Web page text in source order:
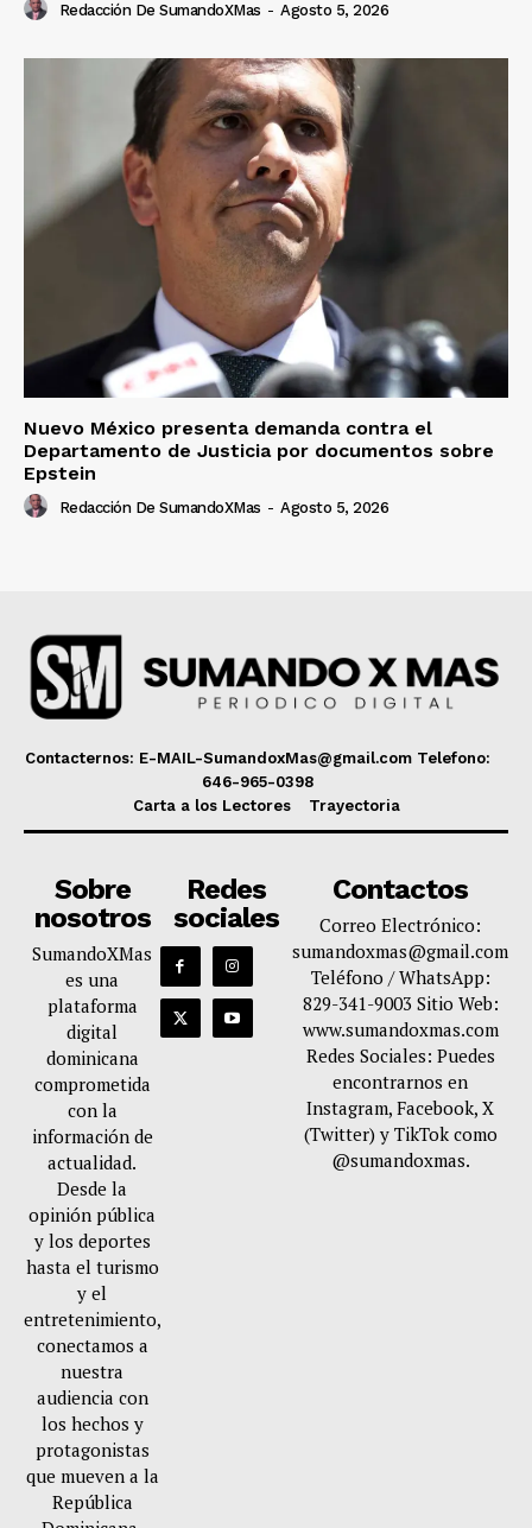
Redacción De SumandoXMas - Agosto 5, 2026
Nuevo México presenta demanda contra el
Departamento de Justicia por documentos sobre
Epstein
Redacción De SumandoXMas - Agosto 5, 2026
Contacternos: E-MAIL-SumandoxMas@gmail.com Telefono:
646-965-0398
Carta a los Lectores
Trayectoria
Sobre
nosotros
SumandoXMas
es una
plataforma
digital
dominicana
comprometida
con la
información de
actualidad.
Desde la
opinión pública
y los deportes
hasta el turismo
y el
entretenimiento,
conectamos a
nuestra
audiencia con
los hechos y
protagonistas
que mueven a la
República
Redes
sociales
Contactos
Correo Electrónico:
sumandoxmas@gmail.com
Teléfono / WhatsApp:
829-341-9003 Sitio Web:
www.sumandoxmas.com
Redes Sociales: Puedes
encontrarnos en
Instagram, Facebook, X
(Twitter) y TikTok como
@sumandoxmas.